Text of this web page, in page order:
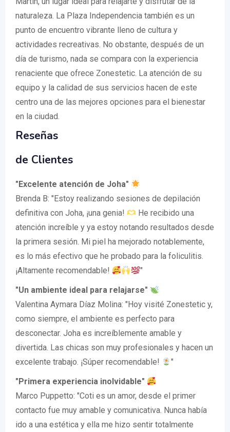
naturaleza. La Plaza Independencia también es un
punto de encuentro vibrante lleno de cultura y
actividades recreativas. No obstante, después de un
día de turismo, nada se compara con la experiencia
renaciente que ofrece Zonestetic. La atención de su
equipo y la calidad de sus servicios hacen de este
centro una de las mejores opciones para el bienestar
en la ciudad.
Reseñas
de Clientes
"Excelente atención de Joha"
Brenda B: "Estoy realizando sesiones de depilación
definitiva con Joha, ¡una genia!
He recibido una
atención increíble y ya estoy notando resultados desde
la primera sesión. Mi piel ha mejorado notablemente,
es lo más efectivo que he probado para la foliculitis.
¡Altamente recomendable!
"
"Un ambiente ideal para relajarse"
Valentina Aymara Díaz Molina: "Hoy visité Zonestetic y,
como siempre, el ambiente es perfecto para
desconectar. Joha es increíblemente amable y
divertida. Las chicas son muy profesionales y hacen un
excelente trabajo. ¡Súper recomendable!
"
"Primera experiencia inolvidable"
Marco Puppetto: "Coti es un amor, desde el primer
contacto fue muy amable y comunicativa. Nunca había
ido a una estética y ella me hizo sentir totalmente